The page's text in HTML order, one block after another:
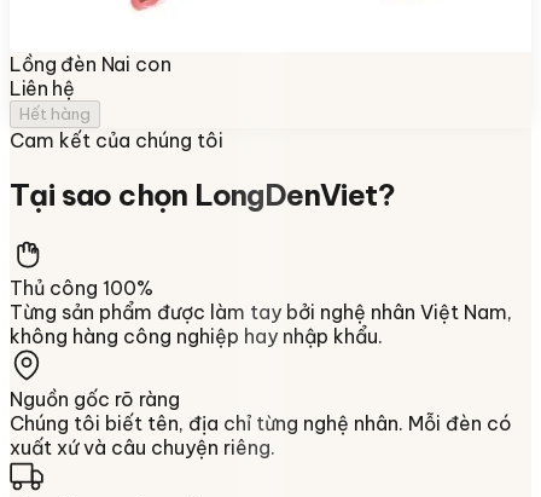
Lồng đèn Nai con
Liên hệ
Hết hàng
Cam kết của chúng tôi
Tại sao chọn LongDenViet?
Thủ công 100%
Từng sản phẩm được làm tay bởi nghệ nhân Việt Nam,
không hàng công nghiệp hay nhập khẩu.
Nguồn gốc rõ ràng
Chúng tôi biết tên, địa chỉ từng nghệ nhân. Mỗi đèn có
xuất xứ và câu chuyện riêng.